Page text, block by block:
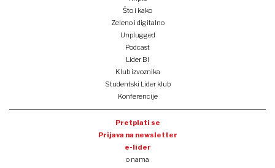
Što i kako
Zeleno i digitalno
Unplugged
Podcast
Lider BI
Klub izvoznika
Studentski Lider klub
Konferencije
Pretplati se
Prijava na newsletter
e-lider
o nama